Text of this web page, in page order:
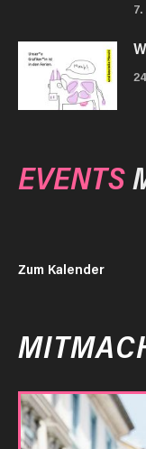
EVENTS
Zum Kalender